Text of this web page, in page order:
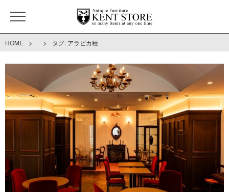
HOME > > タグ: アラビカ種